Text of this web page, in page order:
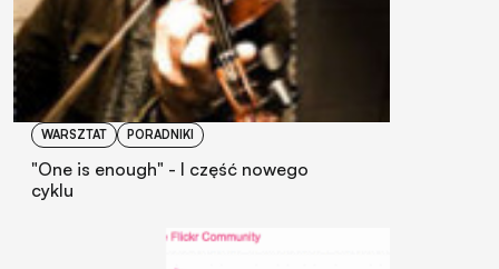
WARSZTAT PORADNIKI
"One is enough" - I część nowego
cyklu